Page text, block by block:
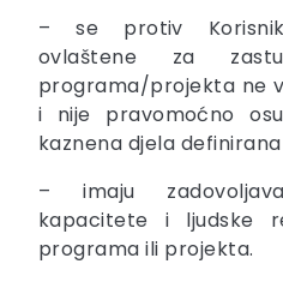
– se protiv
ovlaštene za
programa/projekta ne
i nije pravomoćno
kaznena djela
– imaju
kapacitete i ljudske
programa ili projekta.